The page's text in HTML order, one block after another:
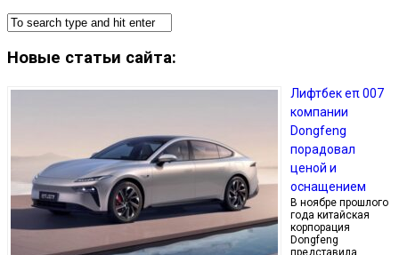
Новые статьи сайта:
Лифтбек eπ 007
компании
Dongfeng
порадовал
ценой и
оснащением
В ноябре прошлого
года китайская
корпорация
Dongfeng
представила